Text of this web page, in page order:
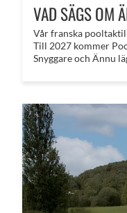
VAD SÄGS OM
​Vår franska
Till 2027 kommer
Snyggare och Ännu